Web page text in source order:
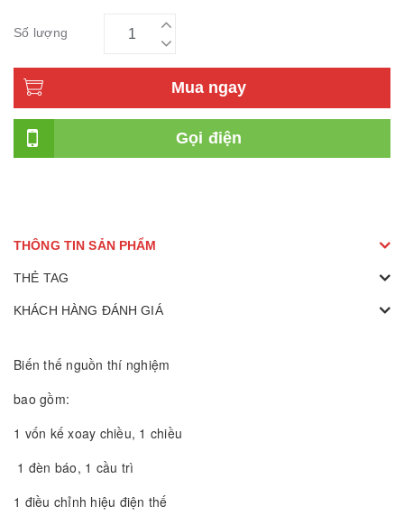
Số lượng
Mua ngay
Gọi điện
THÔNG TIN SẢN PHẨM
THẺ TAG
KHÁCH HÀNG ĐÁNH GIÁ
Biến thế nguồn thí nghiệm
bao gồm:
1 vốn kế xoay chiều, 1 chiều
1 đèn báo, 1 cầu trì
1 điều chỉnh hiệu điện thế